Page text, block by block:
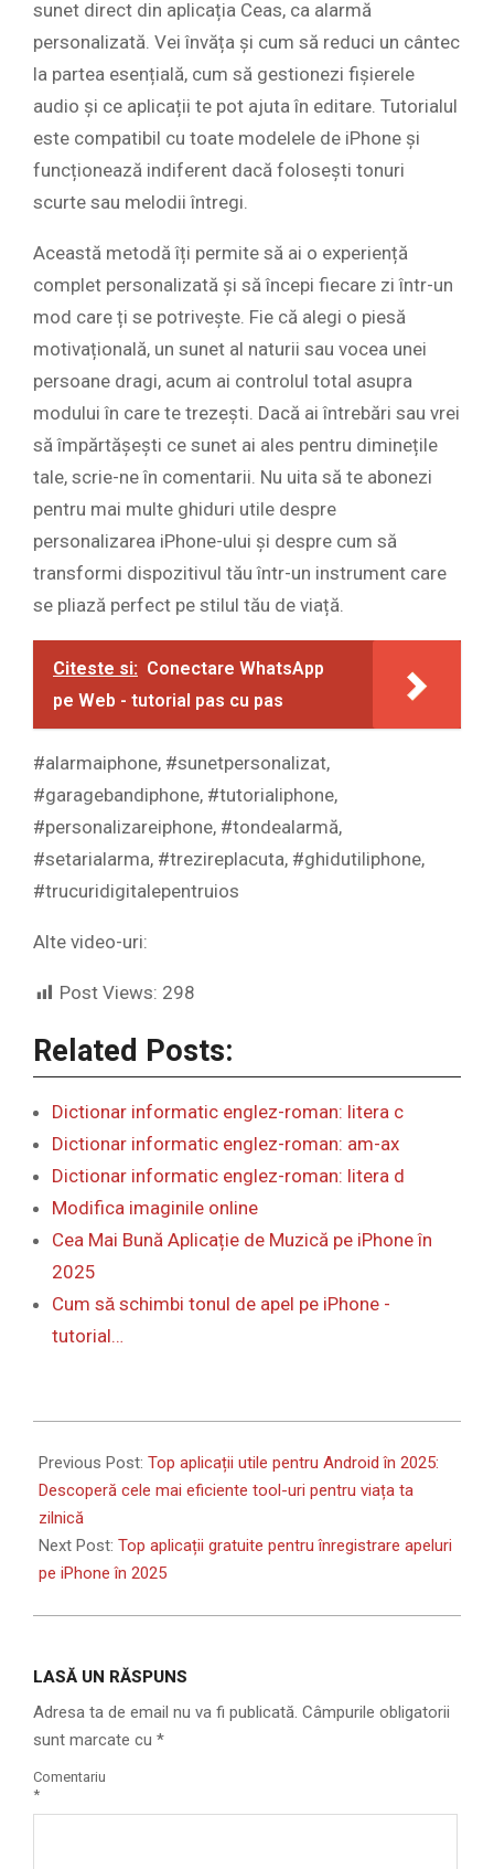
sunet direct din aplicația Ceas, ca alarmă
personalizată. Vei învăța și cum să reduci un cântec
la partea esențială, cum să gestionezi fișierele
audio și ce aplicații te pot ajuta în editare. Tutorialul
este compatibil cu toate modelele de iPhone și
funcționează indiferent dacă folosești tonuri
scurte sau melodii întregi.
Această metodă îți permite să ai o experiență
complet personalizată și să începi fiecare zi într-un
mod care ți se potrivește. Fie că alegi o piesă
motivațională, un sunet al naturii sau vocea unei
persoane dragi, acum ai controlul total asupra
modului în care te trezești. Dacă ai întrebări sau vrei
să împărtășești ce sunet ai ales pentru diminețile
tale, scrie-ne în comentarii. Nu uita să te abonezi
pentru mai multe ghiduri utile despre
personalizarea iPhone-ului și despre cum să
transformi dispozitivul tău într-un instrument care
se pliază perfect pe stilul tău de viață.
Citeste si: Conectare WhatsApp
pe Web - tutorial pas cu pas
#alarmaiphone, #sunetpersonalizat,
#garagebandiphone, #tutorialiphone,
#personalizareiphone, #tondealarmă,
#setarialarma, #trezireplacuta, #ghidutiliphone,
#trucuridigitalepentruios
Alte video-uri:
Post Views: 298
Related Posts:
Dictionar informatic englez-roman: litera c
Dictionar informatic englez-roman: am-ax
Dictionar informatic englez-roman: litera d
Modifica imaginile online
Cea Mai Bună Aplicație de Muzică pe iPhone în
2025
Cum să schimbi tonul de apel pe iPhone -
tutorial…
04-
25
Previous Post: Top aplicații utile pentru Android în 2025:
Descoperă cele mai eficiente tool-uri pentru viața ta
zilnică
Next Post: Top aplicații gratuite pentru înregistrare apeluri
pe iPhone în 2025
LASĂ UN RĂSPUNS
Adresa ta de email nu va fi publicată. Câmpurile obligatorii
sunt marcate cu *
Comentariu
*